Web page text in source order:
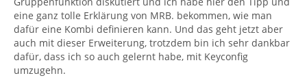
eine ganz tolle Erklärung von MRB. bekommen, wie man
dafür eine Kombi definieren kann. Und das geht jetzt aber
auch mit dieser Erweiterung, trotzdem bin ich sehr dankbar
dafür, dass ich so auch gelernt habe, mit Keyconfig
umzugehn.